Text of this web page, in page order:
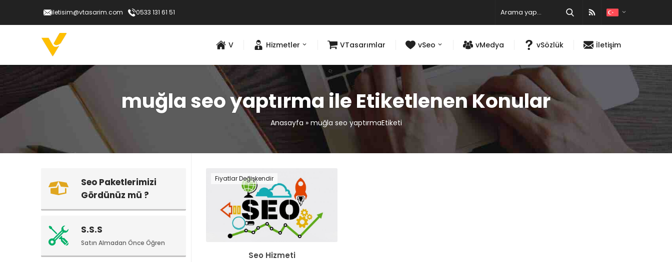
iletisim@vtasarim.com 0533 131 61 51
V Hizmetler VTasarımlar vSeo vMedya vSözlük İletişim
muğla seo yaptırma ile Etiketlenen Konular
Anasayfa » muğla seo yaptırmaEtiketi
Fiyatlar Değişkendir
Seo Hizmeti
Seo Paketlerimizi
Gördünüz mü ?
S.S.S
Satın Almadan Önce Öğren